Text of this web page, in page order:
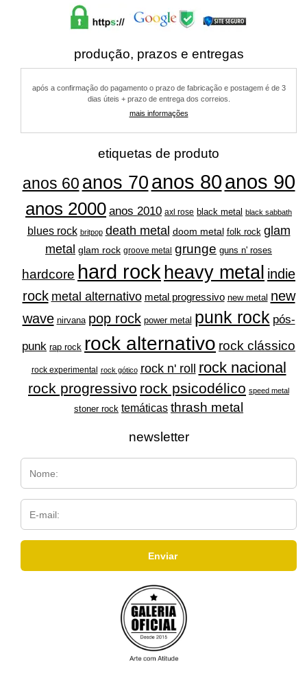
produção, prazos e entregas
após a confirmação do pagamento o prazo de fabricação e postagem é de 3
dias úteis + prazo de entrega dos correios.
mais informações
etiquetas de produto
anos 60 anos 70 anos 80anos 90
anos 2000 anos 2010 axl rose black metal black sabbath
blues rock britpop death metal doom metal folk rock glam
metal glam rock groove metal grunge guns n' roses
hardcore hard rock heavy metal indie
rock metal alternativo metal progressivo new metal new
wave nirvana pop rock power metal punk rock pós-
punk rap rock rock alternativo rock clássico
rock experimental rock gótico rock n' roll rock nacional
rock progressivo rock psicodélico speed metal
stoner rock temáticas thrash metal
newsletter